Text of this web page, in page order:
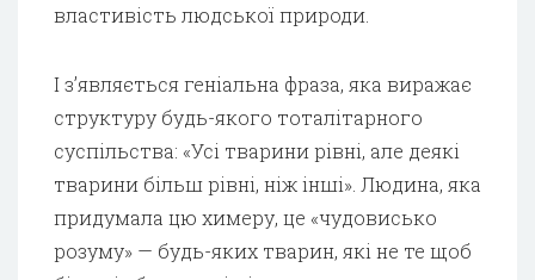
властивість людської природи.
І з’являється геніальна фраза, яка виражає
структуру будь-якого тоталітарного
суспільства: «Усі тварини рівні, але деякі
тварини більш рівні, ніж інші». Людина, яка
придумала цю химеру, це «чудовисько
розуму» — будь-яких тварин, які не те щоб